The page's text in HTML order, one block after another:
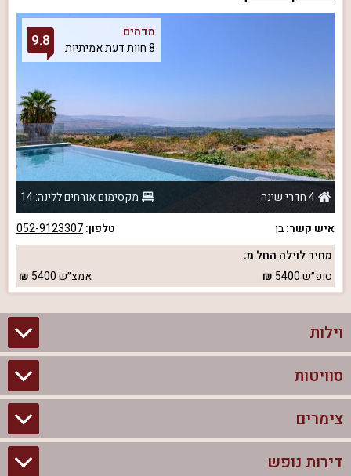
מדהים
8 חוות דעת אמיתיות
9.8
4 חדרי שינה
מקסימום אורחים ללינה: 14
איש קשר:בן טלפון:052-9123307
מחיר לוילה החל מ:
סופ״ש5400 אמצ״ש5400
וילות
וילות בצפון
וילות להשכרה
סוויטות
סוויטות בצפון
צימרים לזוגות עם בריכה פרטית
צימרים
צימרים בצפון
דירות נופש